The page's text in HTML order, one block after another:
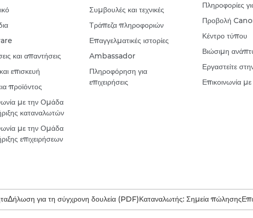
και απαντήσεις
επισκευή
προϊόντος
με την Ομάδα
καταναλωτών
με την Ομάδα
επιχειρήσεων
Συμβουλές και τεχνικές
Τράπεζα πληροφοριών
Επαγγελματικές ιστορίες
Ambassador
Πληροφόρηση για
επιχειρήσεις
Πληροφορίες
Προβολή
Κέντρο τύπου
Βιώσιμη
Εργαστείτε
Επικοινωνία
Δήλωση για τη σύγχρονη δουλεία (PDF)Καταναλωτής: Σημεία πώλησης